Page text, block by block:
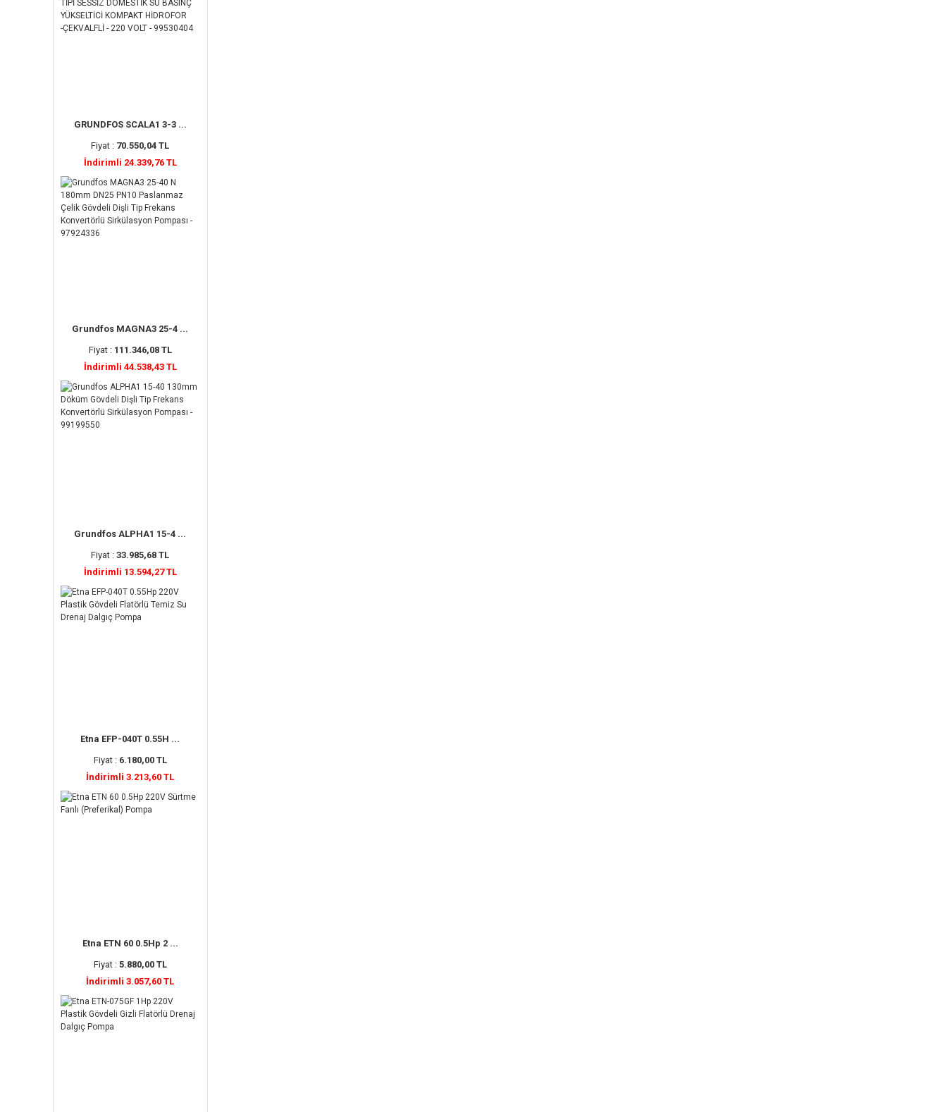
GRUNDFOS SCALA1 3-3 ...
Fiyat : 70.550,04 TL
İndirimli 24.339,76 TL
Grundfos MAGNA3 25-4 ...
Fiyat : 111.346,08 TL
İndirimli 44.538,43 TL
Grundfos ALPHA1 15-4 ...
Fiyat :33.985,68 TL
İndirimli 13.594,27 TL
Etna EFP-040T 0.55H ...
Fiyat : 6.180,00 TL
İndirimli 3.213,60 TL
Etna ETN 60 0.5Hp 2 ...
Fiyat : 5.880,00 TL
İndirimli 3.057,60 TL